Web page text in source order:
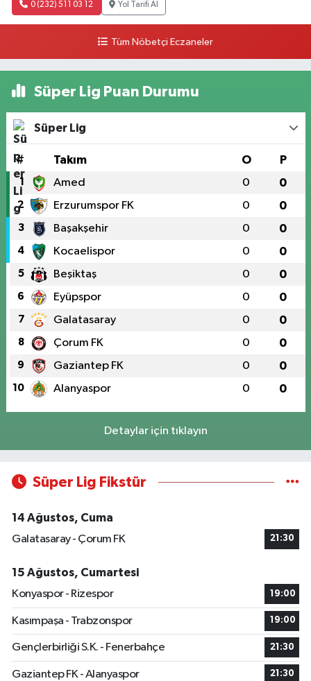
0 (232) 511 03 12 Yol Tarifi Al
Tüm Nöbetçi Eczaneler
Süper Lig Puan Durumu
Süper Lig
# Takım O P
1 Amed 0 0
2 Erzurumspor FK 0 0
3 Başakşehir 0 0
4 Kocaelispor 0 0
5 Beşiktaş 0 0
6 Eyüpspor 0 0
7 Galatasaray 0 0
8 Çorum FK 0 0
9 Gaziantep FK 0 0
10 Alanyaspor 0 0
Detaylar için tıklayın
Süper Lig Fikstür
14 Ağustos, Cuma
Galatasaray - Çorum FK
21:30
15 Ağustos, Cumartesi
Konyaspor - Rizespor
19:00
Kasımpaşa - Trabzonspor 19:00
Gençlerbirliği S.K. - Fenerbahçe 21:30
Gaziantep FK - Alanyaspor 21:30